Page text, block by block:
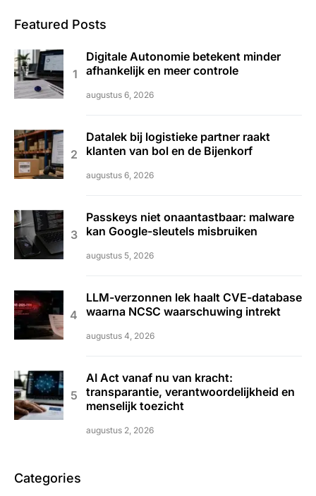
Featured Posts
Digitale Autonomie betekent minder
afhankelijk en meer controle
augustus 6, 2026
Datalek bij logistieke partner raakt
klanten van bol en de Bijenkorf
augustus 6, 2026
Passkeys niet onaantastbaar: malware
kan Google-sleutels misbruiken
augustus 5, 2026
LLM-verzonnen lek haalt CVE-database
waarna NCSC waarschuwing intrekt
augustus 4, 2026
AI Act vanaf nu van kracht:
transparantie, verantwoordelijkheid en
menselijk toezicht
augustus 2, 2026
Categories